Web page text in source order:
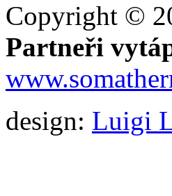
Copyright ©
Partneři
design: Luigi